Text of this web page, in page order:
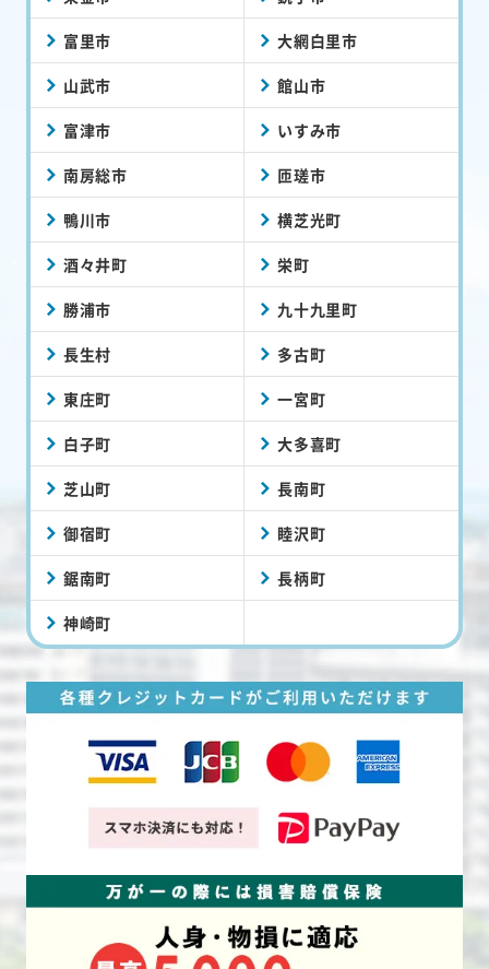
富里市 大網白里市
山武市 館山市
富津市 いすみ市
南房総市 匝瑳市
鴨川市 横芝光町
酒々井町 栄町
勝浦市 九十九里町
長生村 多古町
東庄町 一宮町
白子町 大多喜町
芝山町 長南町
御宿町 睦沢町
鋸南町 長柄町
神崎町